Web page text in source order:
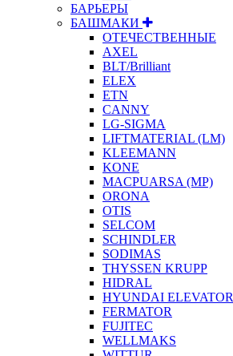
БАРЬЕРЫ
БАШМАКИ
ОТЕЧЕСТВЕННЫЕ
AXEL
BLT/Brilliant
ELEX
ETN
CANNY
LG-SIGMA
LIFTMATERIAL (LM)
KLEEMANN
KONE
MACPUARSA (MP)
ORONA
OTIS
SELCOM
SCHINDLER
SODIMAS
THYSSEN KRUPP
HIDRAL
HYUNDAI ELEVATOR
FERMATOR
FUJITEC
WELLMAKS